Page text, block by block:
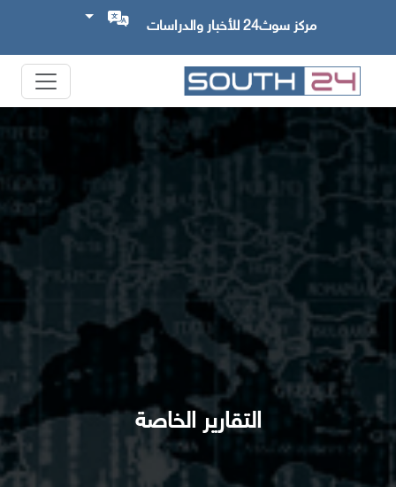
مركز سوث24 للأخبار والدراسات
التقارير الخاصة